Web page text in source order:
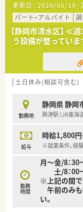
更新日： 2026/06/19
パート・アルバイト
【静岡市清水区】 ≪
う設備が整ってい
土日休み(相談可含む)
勤務地
静岡県 静岡
興津駅 (JR東海
給与
時給1,800
※就業条件、経
勤務
時間
月～金/8：30
土/8：00
※上記の間で
午前のみも
い。